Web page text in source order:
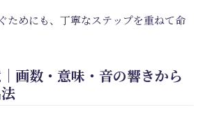
ためにも、丁寧なステップを重ねて命
画数・意味・音の響きから